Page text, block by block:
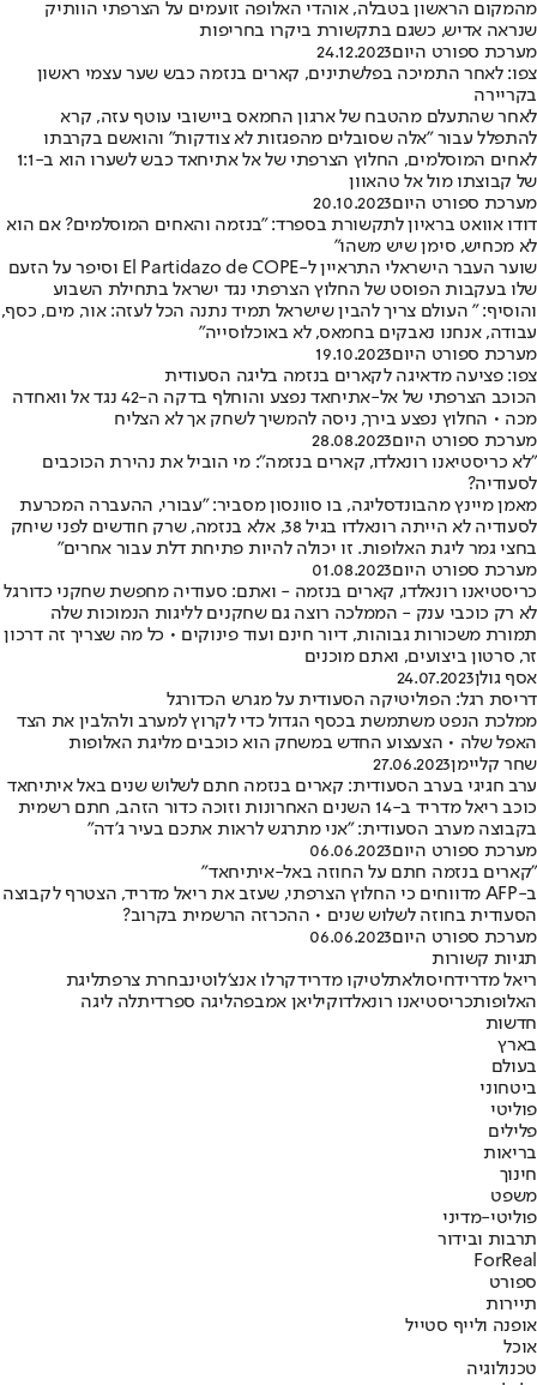
מהמקום הראשון בטבלה, אוהדי האלופה זועמים על הצרפתי הוותיק
שנראה אדיש, כשגם בתקשורת ביקרו בחריפות
מערכת ספורט היום24.12.2023
צפו: לאחר התמיכה בפלשתינים, קארים בנזמה כבש שער עצמי ראשון
בקריירה
לאחר שהתעלם מהטבח של ארגון החמאס ביישובי עוטף עזה, קרא
להתפלל עבור "אלה שסובלים מהפגזות לא צודקות" והואשם בקרבתו
לאחים המוסלמים, החלוץ הצרפתי של אל אתיחאד כבש לשערו הוא ב-1:1
של קבוצתו מול אל טהאוון
מערכת ספורט היום20.10.2023
דודו אוואט בראיון לתקשורת בספרד: "בנזמה והאחים המוסלמים? אם הוא
לא מכחיש, סימן שיש משהו"
שוער העבר הישראלי התראיין ל-El Partidazo de COPE וסיפר על הזעם
שלו בעקבות הפוסט של החלוץ הצרפתי נגד ישראל בתחילת השבוע
והוסיף: " העולם צריך להבין שישראל תמיד נתנה הכל לעזה: אור, מים, כסף,
עבודה, אנחנו נאבקים בחמאס, לא באוכלוסייה"
מערכת ספורט היום19.10.2023
צפו: פציעה מדאיגה לקארים בנזמה בליגה הסעודית
הכוכב הצרפתי של אל-אתיחאד נפצע והוחלף בדקה ה-42 נגד אל וואחדה
מכה • החלוץ נפצע בירך, ניסה להמשיך לשחק אך לא הצליח
מערכת ספורט היום28.08.2023
"לא כריסטיאנו רונאלדו, קארים בנזמה": מי הוביל את נהירת הכוכבים
לסעודיה?
מאמן מיינץ מהבונדסליגה, בו סוונסון מסביר: "עבורי, ההעברה המכרעת
לסעודיה לא הייתה רונאלדו בגיל 38, אלא בנזמה, שרק חודשים לפני שיחק
בחצי גמר ליגת האלופות. זו יכולה להיות פתיחת דלת עבור אחרים"
מערכת ספורט היום01.08.2023
כריסטיאנו רונאלדו, קארים בנזמה - ואתם: סעודיה מחפשת שחקני כדורגל
לא רק כוכבי ענק - הממלכה רוצה גם שחקנים לליגות הנמוכות שלה
תמורת משכורות גבוהות, דיור חינם ועוד פינוקים • כל מה שצריך זה דרכון
זר, סרטון ביצועים, ואתם מוכנים
אסף גולן24.07.2023
דריסת רגל: הפוליטיקה הסעודית על מגרש הכדורגל
ממלכת הנפט משתמשת בכסף הגדול כדי לקרוץ למערב ולהלבין את הצד
האפל שלה • הצעצוע החדש במשחק הוא כוכבים מליגת האלופות
שחר קליימן27.06.2023
ערב חגיגי בערב הסעודית: קארים בנזמה חתם לשלוש שנים באל איתיחאד
כוכב ריאל מדריד ב-14 השנים האחרונות וזוכה כדור הזהב, חתם רשמית
בקבוצה מערב הסעודית: "אני מתרגש לראות אתכם בעיר ג’דה"
מערכת ספורט היום06.06.2023
"קארים בנזמה חתם על החוזה באל-איתיחאד"
ב-AFP מדווחים כי החלוץ הצרפתי, שעזב את ריאל מדריד, הצטרף לקבוצה
הסעודית בחוזה לשלוש שנים • ההכרזה הרשמית בקרוב?
מערכת ספורט היום06.06.2023
תגיות קשורות
ריאל מדרידחיסולאתלטיקו מדרידקרלו אנצ'לוטינבחרת צרפתליגת
האלופותכריסטיאנו רונאלדוקיליאן אמבפהליגה ספרדיתלה ליגה
חדשות
בארץ
בעולם
ביטחוני
פוליטי
פלילים
בריאות
חינוך
משפט
פוליטי-מדיני
תרבות ובידור
ForReal
ספורט
תיירות
אופנה ולייף סטייל
אוכל
טכנולוגיה